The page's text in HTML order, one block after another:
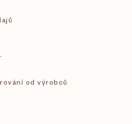
od výrobců